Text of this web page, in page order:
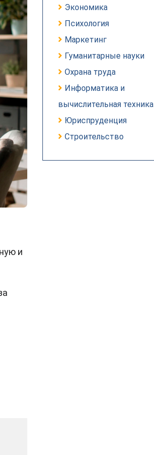
и
Экономика
Психология
Маркетинг
Гуманитарные науки
Охрана труда
Информатика и
вычислительная техника
Юриспруденция
Строительство